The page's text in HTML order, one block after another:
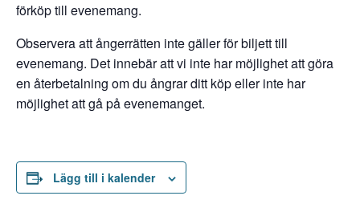
förköp till evenemang.
Observera att ångerrätten inte gäller för biljett till
evenemang. Det innebär att vi inte har möjlighet att göra
en återbetalning om du ångrar ditt köp eller inte har
möjlighet att gå på evenemanget.
Lägg till i kalender